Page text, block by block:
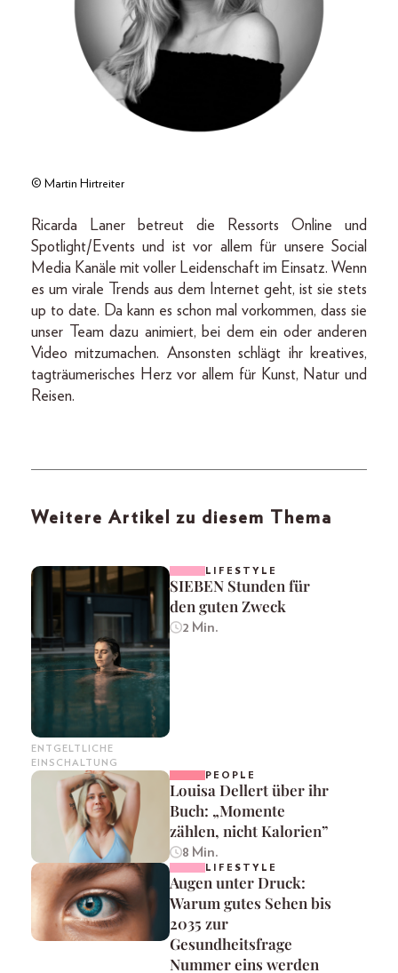
© Martin Hirtreiter
Ricarda Laner betreut die Ressorts Online und
Spotlight/Events und ist vor allem für unsere Social
Media Kanäle mit voller Leidenschaft im Einsatz. Wenn
es um virale Trends aus dem Internet geht, ist sie stets
up to date. Da kann es schon mal vorkommen, dass sie
unser Team dazu animiert, bei dem ein oder anderen
Video mitzumachen. Ansonsten schlägt ihr kreatives,
tagträumerisches Herz vor allem für Kunst, Natur und
Reisen.
Weitere Artikel zu diesem Thema
ENTGELTLICHE
EINSCHALTUNG
LIFESTYLE
SIEBEN Stunden für
den guten Zweck
2 Min.
PEOPLE
Louisa Dellert über ihr
Buch: „Momente
zählen, nicht Kalorien”
8 Min.
LIFESTYLE
Augen unter Druck:
Warum gutes Sehen bis
2035 zur
Gesundheitsfrage
Nummer eins werden